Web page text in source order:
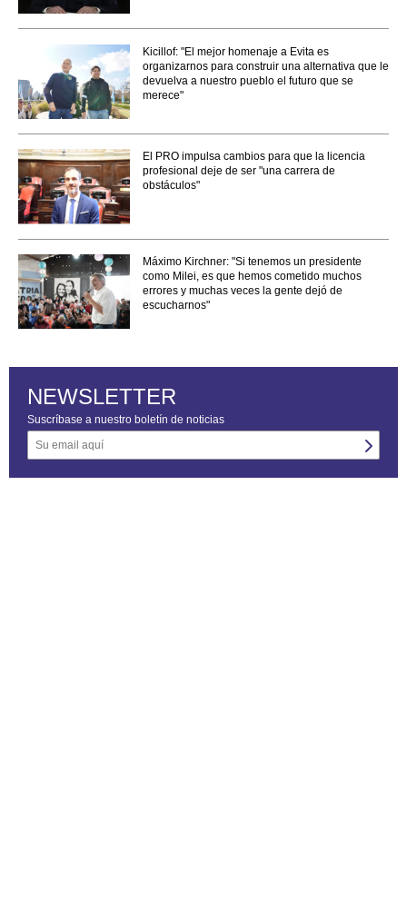
Kicillof: "El mejor homenaje a Evita es
organizarnos para construir una alternativa que le
devuelva a nuestro pueblo el futuro que se
merece"
El PRO impulsa cambios para que la licencia
profesional deje de ser "una carrera de
obstáculos"
Máximo Kirchner: "Si tenemos un presidente
como Milei, es que hemos cometido muchos
errores y muchas veces la gente dejó de
escucharnos"
NEWSLETTER
Suscríbase a nuestro boletín de noticias